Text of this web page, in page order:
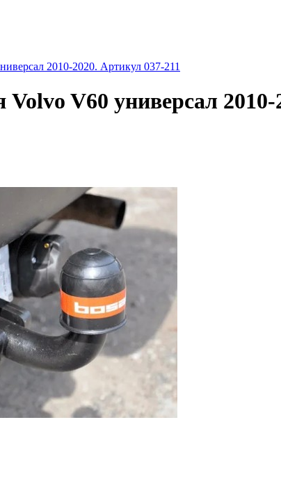
2010-2020. Артикул 037-211
V60 универсал